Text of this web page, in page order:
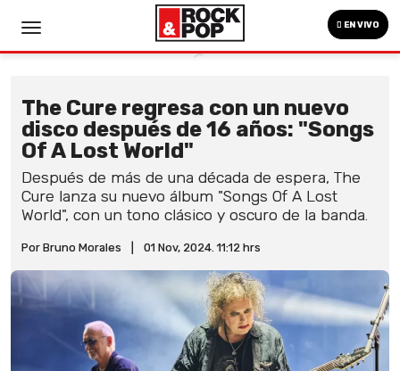
EN VIVO
The Cure regresa con un nuevo
disco después de 16 años: "Songs
Of A Lost World"
Después de más de una década de espera, The
Cure lanza su nuevo álbum "Songs Of A Lost
World", con un tono clásico y oscuro de la banda.
Por Bruno Morales 01 Nov, 2024. 11:12 hrs